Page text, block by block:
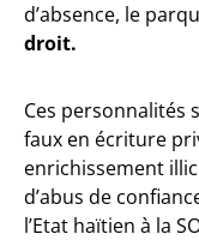
d’absence, le
droit.
Ces personnalités
faux en écriture
enrichissement
d’abus de
l’Etat haïtien à la